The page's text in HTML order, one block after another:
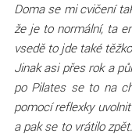
Doma se mi cvičení
že je to normální, ta
vsedě to jde také
Jinak asi přes rok a
po Pilates se to na
pomocí reflexky
a pak se to vrátilo